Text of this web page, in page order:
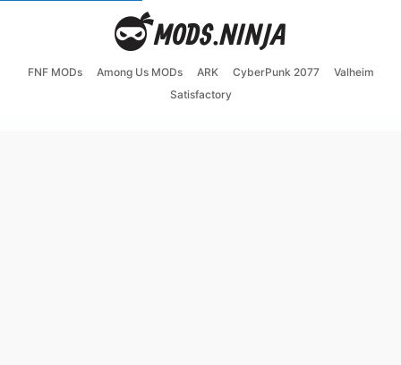
FNF MODs Among Us MODs ARK CyberPunk 2077
Valheim
Satisfactory